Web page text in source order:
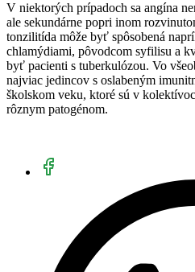
V niektorých prípadoch sa angína
ale sekundárne popri inom
tonzilitída môže byť spôsobená
chlamýdiami, pôvodcom syfilisu a
byť pacienti s tuberkulózou. Vo
najviac jedincov s oslabeným
školskom veku, ktoré sú v
rôznym patogénom.